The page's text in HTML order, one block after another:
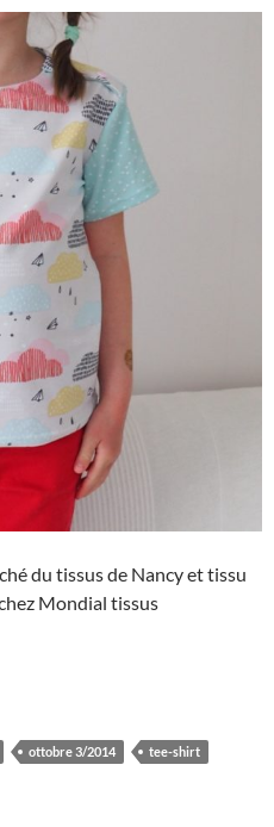
du tissus de Nancy et tissu
Mondial tissus
ottobre 3/2014
tee-shirt